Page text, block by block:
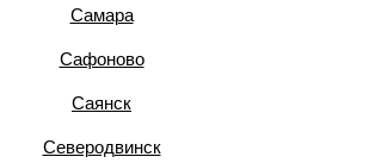
Самара
Сафоново
Саянск
Северодвинск